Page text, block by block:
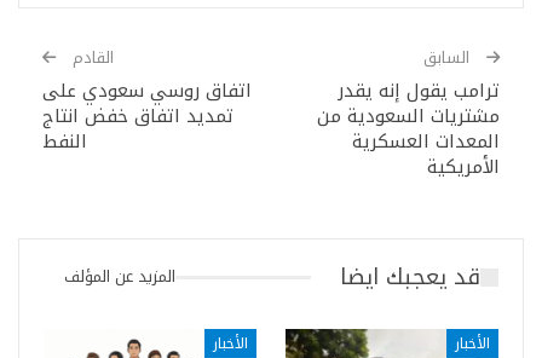
السابق
ترامب يقول إنه يقدر
مشتريات السعودية من
المعدات العسكرية
الأمريكية
القادم
اتفاق روسي سعودي على
تمديد اتفاق خفض انتاج
النفط
قد يعجبك ايضا المزيد عن المؤلف
الأخبار الأخبار